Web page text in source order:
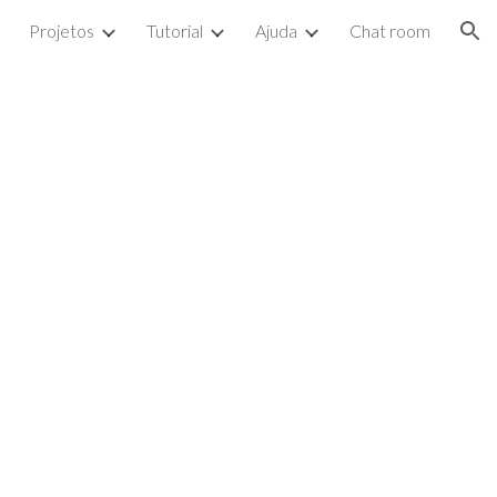
Projetos Tutorial Ajuda Chat room